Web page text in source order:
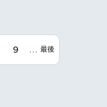
を得る。
握し、市場の状況を
動を実行する。結果を
9 … 最後